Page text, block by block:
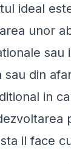
ideal
unor
sau
sau din
in
il face